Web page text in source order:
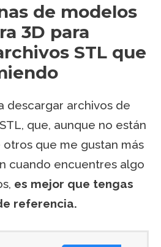
de modelos
3D para
STL que
descargar archivos de
que, aunque no están
otros que me gustan más
cuando encuentres algo
es mejor que tengas
referencia.